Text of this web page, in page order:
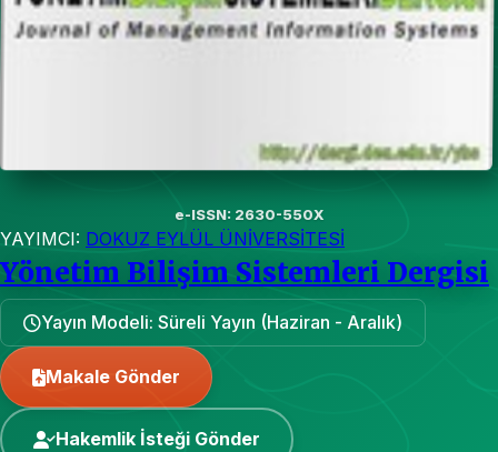
e-ISSN: 2630-550X
YAYIMCI: DOKUZ EYLÜL ÜNİVERSİTESİ
Yönetim Bilişim Sistemleri Dergisi
Yayın Modeli: Süreli Yayın (Haziran - Aralık)
Makale Gönder
Hakemlik İsteği Gönder